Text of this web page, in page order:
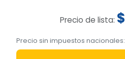
Precio de lista: $
Precio sin impuestos nacionales: